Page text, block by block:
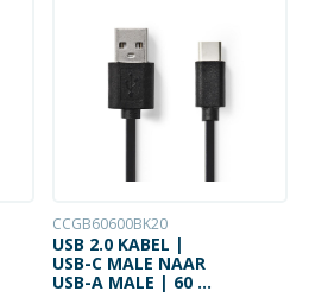
CCGB60600BK20
USB 2.0 KABEL |
USB-C MALE NAAR
USB-A MALE | 60 W